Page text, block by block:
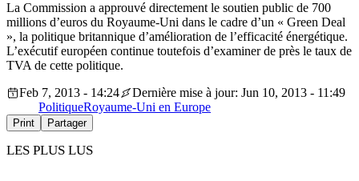
La Commission a approuvé directement le soutien public de 700
millions d’euros du Royaume-Uni dans le cadre d’un « Green Deal
», la politique britannique d’amélioration de l’efficacité énergétique.
L’exécutif européen continue toutefois d’examiner de près le taux de
TVA de cette politique.
Feb 7, 2013 - 14:24
Dernière mise à jour: Jun 10, 2013 - 11:49
PolitiqueRoyaume-Uni en Europe
Print Partager
LES PLUS LUS